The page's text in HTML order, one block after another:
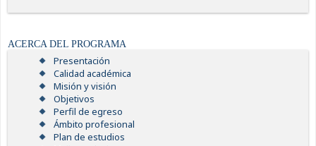
ACERCA DEL PROGRAMA
Presentación
Calidad académica
Misión y visión
Objetivos
Perfil de egreso
Ámbito profesional
Plan de estudios